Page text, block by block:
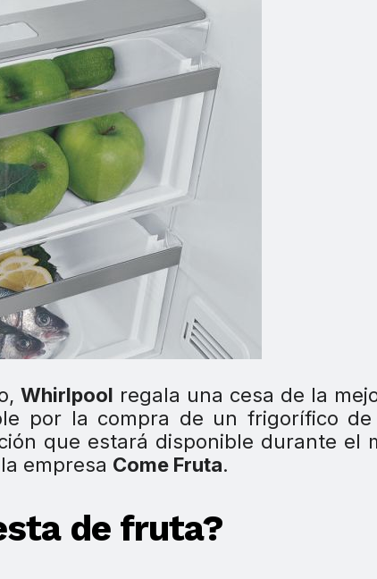
Whirlpool regala una cesa de la
por la compra de un frigorífico de
que estará disponible durante el
empresa Come Fruta.
de fruta?